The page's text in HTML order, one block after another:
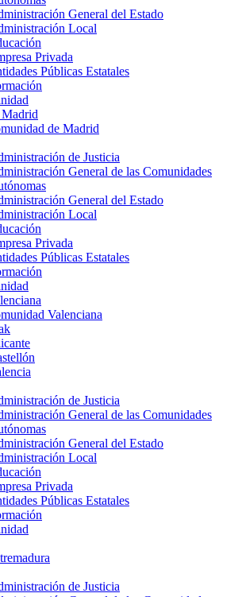
General del Estado
Local
Privada
Públicas Estatales
de Madrid
de Justicia
General de las Comunidades
General del Estado
Local
Privada
Públicas Estatales
Valenciana
de Justicia
General de las Comunidades
General del Estado
Local
Privada
Públicas Estatales
de Justicia